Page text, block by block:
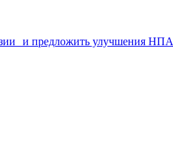
и предложить улучшения НПА